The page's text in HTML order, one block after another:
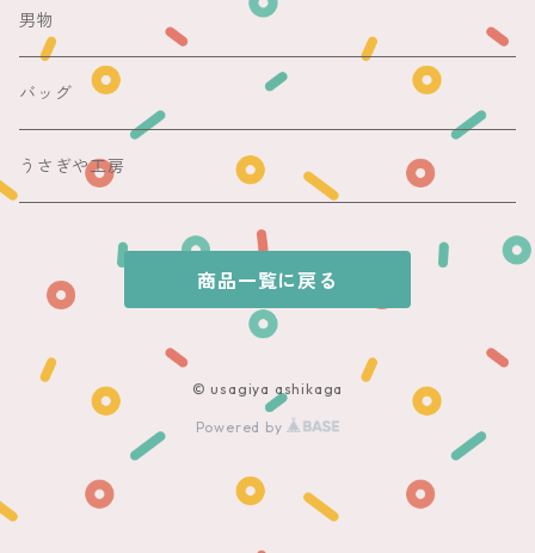
紬
浴衣
夏着物
袋帯
昼夜帯
夏帯
単帯
切売り
銘仙
銘仙集め
木綿・麻
男物
バッグ
うさぎや工房
商品一覧に戻る
© usagiya ashikaga
Powered by